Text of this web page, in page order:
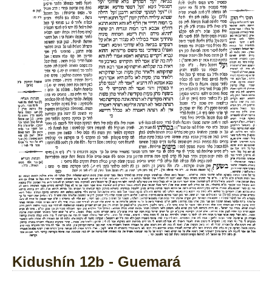
Kidushín 12b - Guemará